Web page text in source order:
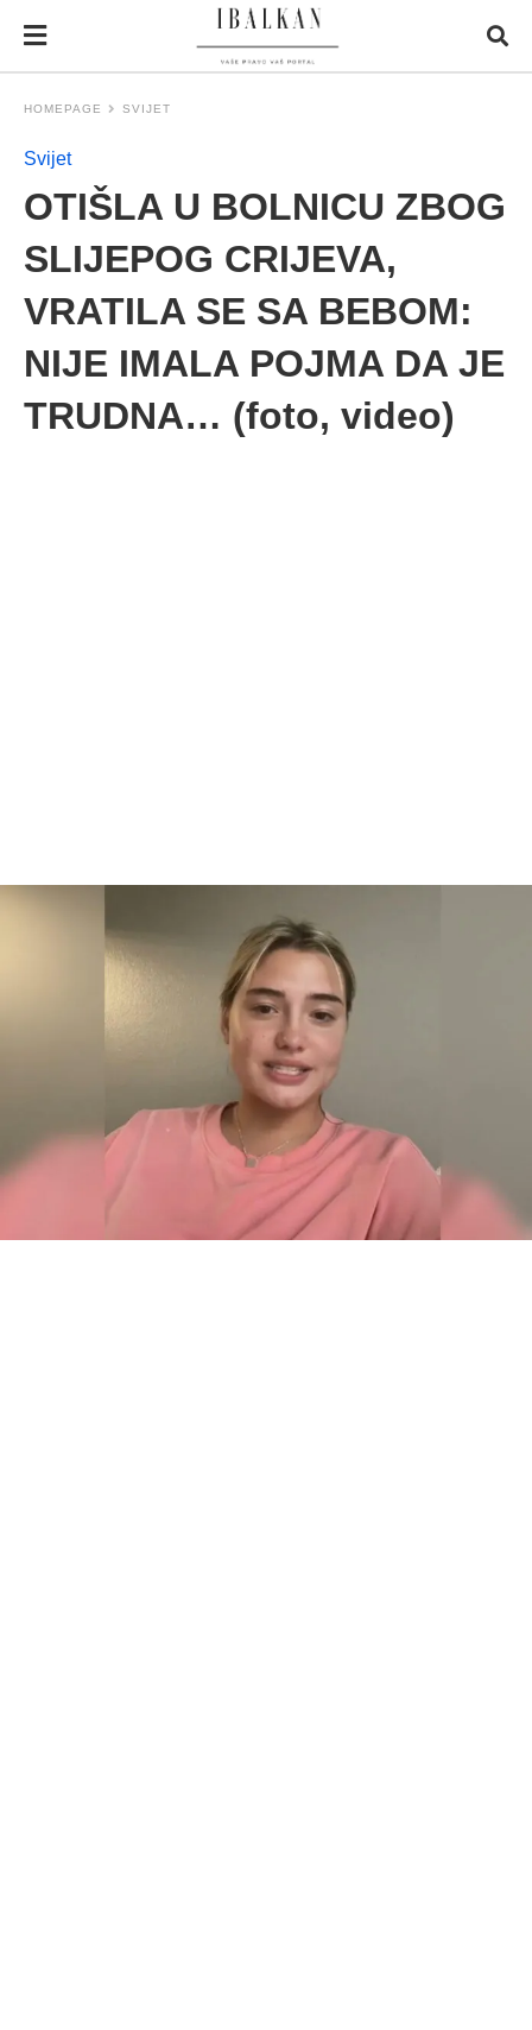
HOMEPAGE SVIJET
Svijet
OTIŠLA U BOLNICU ZBOG
SLIJEPOG CRIJEVA,
VRATILA SE SA BEBOM:
NIJE IMALA POJMA DA JE
TRUDNA… (foto, video)